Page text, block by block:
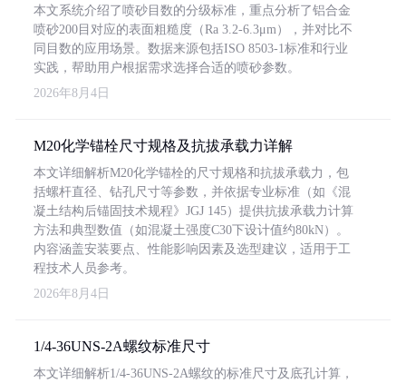
本文系统介绍了喷砂目数的分级标准，重点分析了铝合金
喷砂200目对应的表面粗糙度（Ra 3.2-6.3μm），并对比不
同目数的应用场景。数据来源包括ISO 8503-1标准和行业
实践，帮助用户根据需求选择合适的喷砂参数。
2026年8月4日
M20化学锚栓尺寸规格及抗拔承载力详解
本文详细解析M20化学锚栓的尺寸规格和抗拔承载力，包
括螺杆直径、钻孔尺寸等参数，并依据专业标准（如《混
凝土结构后锚固技术规程》JGJ 145）提供抗拔承载力计算
方法和典型数值（如混凝土强度C30下设计值约80kN）。
内容涵盖安装要点、性能影响因素及选型建议，适用于工
程技术人员参考。
2026年8月4日
1/4-36UNS-2A螺纹标准尺寸
本文详细解析1/4-36UNS-2A螺纹的标准尺寸及底孔计算，